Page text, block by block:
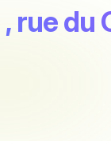
, rue du